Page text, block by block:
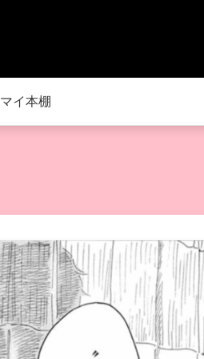
マイ本棚